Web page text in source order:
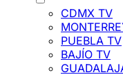
CDMX TV
PUEBLA TV
BAJÍO TV